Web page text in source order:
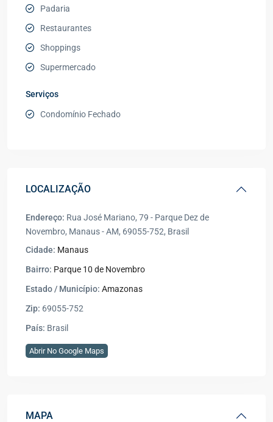
Padaria
Restaurantes
Shoppings
Supermercado
Serviços
Condomínio Fechado
LOCALIZAÇÃO
Endereço: Rua José Mariano, 79 - Parque Dez de
Novembro, Manaus - AM, 69055-752, Brasil
Cidade: Manaus
Bairro: Parque 10 de Novembro
Estado / Município: Amazonas
Zip: 69055-752
País: Brasil
Abrir No Google Maps
MAPA